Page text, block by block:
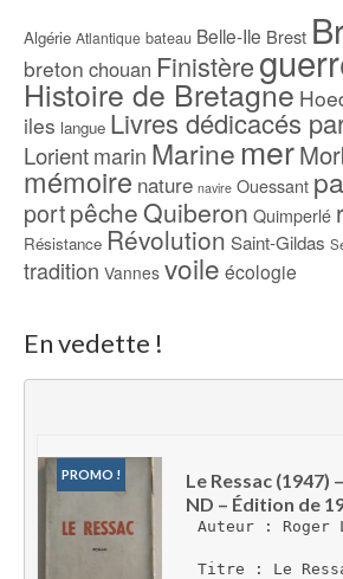
Algérie Atlantique bateau Belle-Ile Brest
breton chouan Finistère
Histoire de Bretagne
iles langue Livres dédicacés
Lorientmarin Marine mer
mémoire nature navire Ouessant
portpêcheQuiberon Quimperlé
Résistance Révolution Saint-Gildas
tradition Vannes voile écologie
En vedette !
PROMO !
Le Ressac (1947)
ND – Édition de
Auteur : Roger
Titre : Le